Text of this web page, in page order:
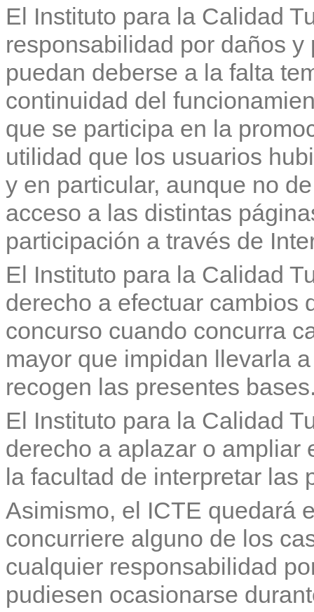
El Instituto para la Calidad
responsabilidad por daños
puedan deberse a la falta
continuidad del
que se participa en la
utilidad que los usuarios
y en particular, aunque no
acceso a las distintas
participación a través de
El Instituto para la Calidad
derecho a efectuar cambios
concurso cuando concurra
mayor que impidan llevarla
recogen las presentes
El Instituto para la Calidad
derecho a aplazar o ampliar
la facultad de interpretar las
Asimismo, el ICTE quedará
concurriere alguno de los
cualquier responsabilidad
pudiesen ocasionarse